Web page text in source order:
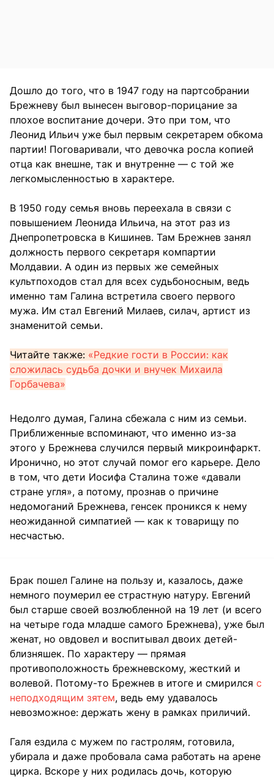
Дошло до того, что в 1947 году на партсобрании
Брежневу был вынесен выговор-порицание за
плохое воспитание дочери. Это при том, что
Леонид Ильич уже был первым секретарем обкома
партии! Поговаривали, что девочка росла копией
отца как внешне, так и внутренне — с той же
легкомысленностью в характере.
В 1950 году семья вновь переехала в связи с
повышением Леонида Ильича, на этот раз из
Днепропетровска в Кишинев. Там Брежнев занял
должность первого секретаря компартии
Молдавии. А один из первых же семейных
культпоходов стал для всех судьбоносным, ведь
именно там Галина встретила своего первого
мужа. Им стал Евгений Милаев, силач, артист из
знаменитой семьи.
Читайте также: «Редкие гости в России: как
сложилась судьба дочки и внучек Михаила
Горбачева»
Недолго думая, Галина сбежала с ним из семьи.
Приближенные вспоминают, что именно из-за
этого у Брежнева случился первый микроинфаркт.
Иронично, но этот случай помог его карьере. Дело
в том, что дети Иосифа Сталина тоже «давали
стране угля», а потому, прознав о причине
недомоганий Брежнева, генсек проникся к нему
неожиданной симпатией — как к товарищу по
несчастью.
Брак пошел Галине на пользу и, казалось, даже
немного поумерил ее страстную натуру. Евгений
был старше своей возлюбленной на 19 лет (и всего
на четыре года младше самого Брежнева), уже был
женат, но овдовел и воспитывал двоих детей-
близняшек. По характеру — прямая
противоположность брежневскому, жесткий и
волевой. Потому-то Брежнев в итоге и смирился с
неподходящим зятем, ведь ему удавалось
невозможное: держать жену в рамках приличий.
Галя ездила с мужем по гастролям, готовила,
убирала и даже пробовала сама работать на арене
цирка. Вскоре у них родилась дочь, которую